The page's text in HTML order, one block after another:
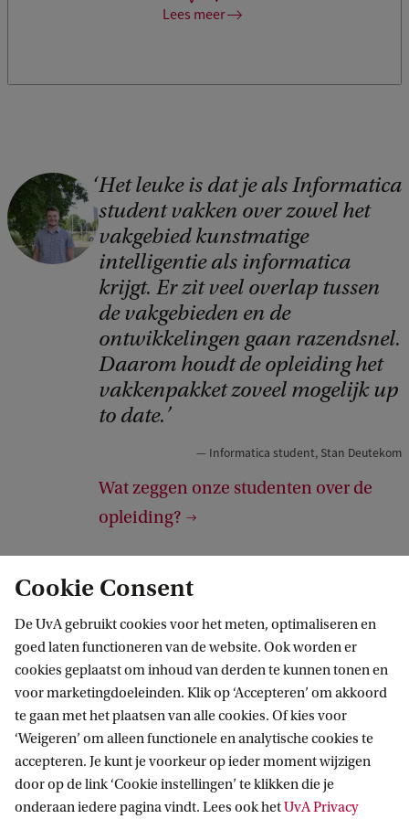
Lees meer
C
o
p
D
e
u
e
k
o
m
Het leuke is dat je als Informatica
student vakken over zowel het
vakgebied kunstmatige
intelligentie als informatica
krijgt. Er zit veel overlap tussen
de vakgebieden en de
ontwikkelingen gaan razendsnel.
Daarom houdt de opleiding het
vakkenpakket zoveel mogelijk up
to date.
Informatica student, Stan Deutekom
Wat zeggen onze studenten over de
opleiding?
Past Informatica bij jou?
Je hebt een vwo-diploma (alle profielen) met
wiskunde B.
Je wilt precies weten hoe een computer en de
toepassingen ervan in elkaar zitten. Speciale
voorkennis van computers of
Cookie Consent
De UvA gebruikt cookies voor het meten, optimaliseren en
goed laten functioneren van de website. Ook worden er
cookies geplaatst om inhoud van derden te kunnen tonen en
voor marketingdoeleinden. Klik op ‘Accepteren’ om akkoord
te gaan met het plaatsen van alle cookies. Of kies voor
‘Weigeren’ om alleen functionele en analytische cookies te
accepteren. Je kunt je voorkeur op ieder moment wijzigen
door op de link ‘Cookie instellingen’ te klikken die je
onderaan iedere pagina vindt. Lees ook hetUvA Privacy